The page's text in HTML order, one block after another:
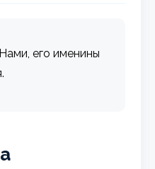
его именины